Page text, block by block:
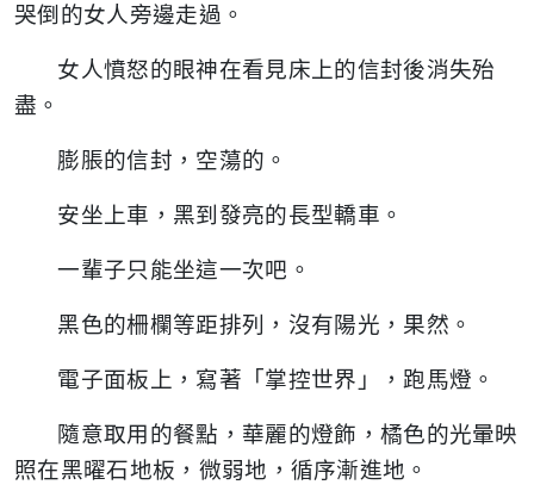
哭倒的女人旁邊走過。
女人憤怒的眼神在看見床上的信封後消失殆
盡。
膨脹的信封，空蕩的。
安坐上車，黑到發亮的長型轎車。
一輩子只能坐這一次吧。
黑色的柵欄等距排列，沒有陽光，果然。
電子面板上，寫著「掌控世界」，跑馬燈。
隨意取用的餐點，華麗的燈飾，橘色的光暈映
照在黑曜石地板，微弱地，循序漸進地。